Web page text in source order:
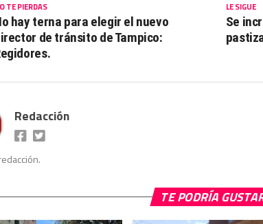
LE SIGUE
Se
TE PIERDAS
hay terna para elegir el nuevo
de tránsito de Tampico:
Redacción
TE PODRÍA